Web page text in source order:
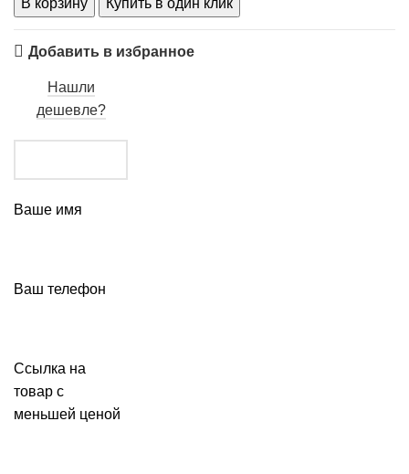
В корзину Купить в один клик
Добавить в избранное
Нашли
дешевле?
Ваше имя
Ваш телефон
Ссылка на
товар с
меньшей ценой